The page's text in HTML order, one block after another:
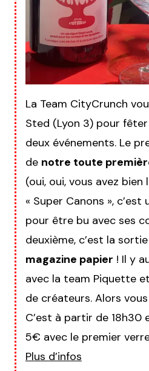
La Team CityCrunch
Sted (Lyon 3) pour
deux événements. Le
de notre toute
(oui, oui, vous avez bien
« Super Canons »,
pour être bu avec ses
deuxième, c’est la
magazine papier ! Il y
avec la team Piquette
de créateurs. Alors
C’est à partir de 18h30
5€ avec le premier
Plus d’infos